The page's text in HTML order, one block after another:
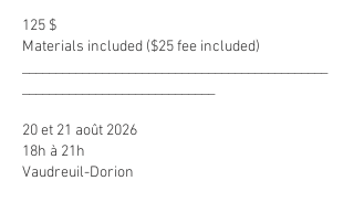
125 $
Materials included ($25 fee included)
20 et 21 août 2026
18h à 21h
Vaudreuil-Dorion